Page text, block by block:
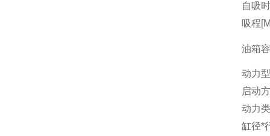
自吸
吸程
油箱
动力
启动
动力
缸径*